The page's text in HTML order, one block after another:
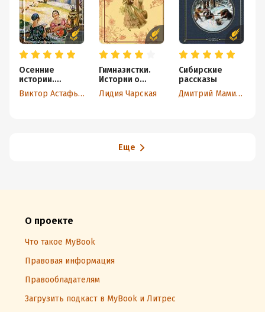
Осенние
истории.
Рассказы
русских
Виктор Астафьев
Гимназистки.
Истории о
девочках XIX
века
Лидия Чарская
Сибирские
рассказы
Дмитрий Мамин-Сибиряк
Еще
О проекте
Что такое MyBook
Правовая информация
Правообладателям
Загрузить подкаст в MyBook и Литрес